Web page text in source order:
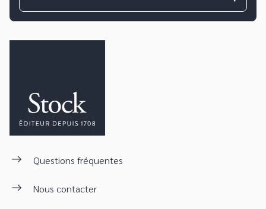
Questions fréquentes
Nous contacter